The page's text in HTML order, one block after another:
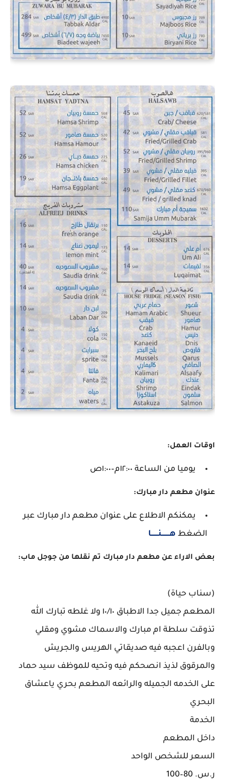
اوقات العمل:
يوميا من الساعة ١٢:٠٠م–١:٠٠ص
عنوان مطعم دار مبارك:
يمكنكم الاطلاع على عنوان مطعم دار مبارك عبر
الضغط هــــــــنـــــــا
بعض الاراء عن مطعم دار مبارك تم نقلها من جوجل ماب:
(سناب حياة)
المطعم جميل جدا الاطباق ١٠/١٠ ولا غلطه تبارك الله
تذوقت سلطة ام مبارك والاسماك مشوي ومقلي
وبالفرن اعجبه فيه صديقاتي الهريس والجريش
والمرقوق لذيذ انصحكم فيه وتحيه للموظف سيد حماد
على الخدمه الجميله والرائعه المطعم بحري ياعشاق
البحري
الخدمة
داخل المطعم
السعر للشخص الواحد
ر.س.‏ 80–100